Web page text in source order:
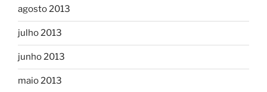
agosto 2013
julho 2013
junho 2013
maio 2013